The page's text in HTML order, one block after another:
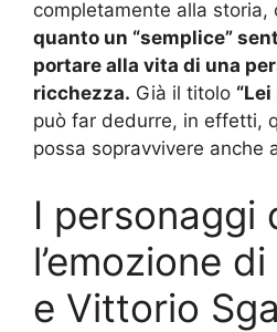
completamente alla storia,
quanto un “semplice”
portare alla vita di una
ricchezza. Già il titolo
può far dedurre, in effetti,
possa sopravvivere anche
I personaggi
l’emozione
e Vittorio